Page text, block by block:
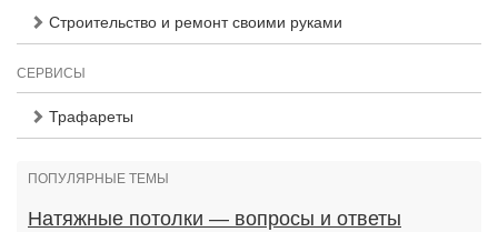
Строительство и ремонт своими руками
СЕРВИСЫ
Трафареты
ПОПУЛЯРНЫЕ ТЕМЫ
Натяжные потолки — вопросы и ответы